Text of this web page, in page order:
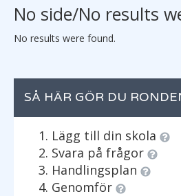
No side/No results
No results were found.
SÅ HÄR GÖR DU
Lägg till din skola
Svara på frågor
Handlingsplan
Genomför